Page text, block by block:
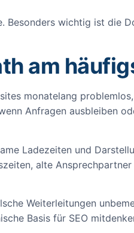
wichtig ist die
am
monatelang
Anfragen ausbleiben
Ladezeiten und
alte
Weiterleitungen
Basis für SEO